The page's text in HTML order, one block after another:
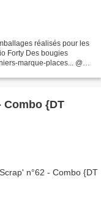
réalisés pour les
Forty Des bougies
marque-places... @
Combo {DT